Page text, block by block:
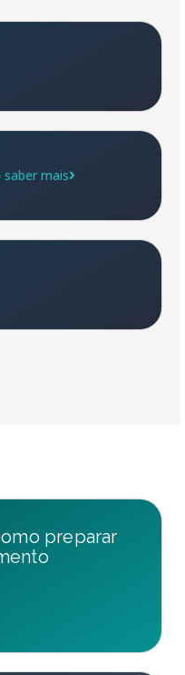
saber mais
preparar